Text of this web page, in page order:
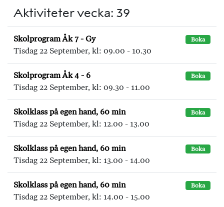
Aktiviteter vecka: 39
Skolprogram Åk 7 - Gy Boka
Tisdag 22 September, kl: 09.00 - 10.30
Skolprogram Åk 4 - 6 Boka
Tisdag 22 September, kl: 09.30 - 11.00
Skolklass på egen hand, 60 min Boka
Tisdag 22 September, kl: 12.00 - 13.00
Skolklass på egen hand, 60 min Boka
Tisdag 22 September, kl: 13.00 - 14.00
Skolklass på egen hand, 60 min Boka
Tisdag 22 September, kl: 14.00 - 15.00